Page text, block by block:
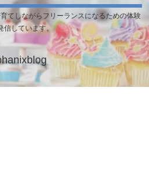
てしながらフリーランスになるための体験
信しています。